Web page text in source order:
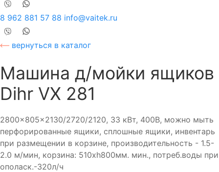
8 962 881 57 88 info@vaitek.ru
вернуться в каталог
Машина д/мойки ящиков
Dihr VX 281
2800x805x2130/2720/2120, 33 кВт, 400В, можно мыть
перфорированные ящики, сплошные ящики, инвентарь
при размещении в корзине, производительность - 1.5-
2.0 м/мин, корзина: 510хh800мм. мин., потреб.воды при
ополаск.-320л/ч